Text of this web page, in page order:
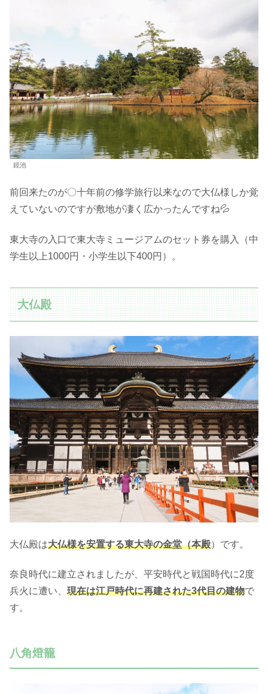
鏡池
前回来たのが〇十年前の修学旅行以来なので大仏様しか覚
えていないのですが敷地が凄く広かったんですね💦
東大寺の入口で東大寺ミュージアムのセット券を購入（中
学生以上1000円・小学生以下400円）。
大仏殿
大仏殿は大仏様を安置する東大寺の金堂（本殿）です。
奈良時代に建立されましたが、平安時代と戦国時代に2度
兵火に遭い、 現在は江戸時代に再建された3代目の建物で
す。
八角燈籠